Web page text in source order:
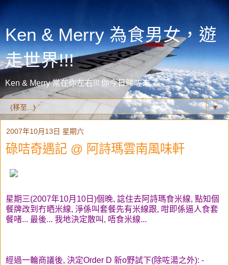
Ken & Merry 為食男女，遊
走世界!!!
Ken & Merry 常在你左右!!! 你今日睇咗未？
▼
2007年10月13日 星期六
碌咭奇遇記 @ 阿詩瑪雲南風味軒
星期三(2007年10月10日)個晚, 諗住去阿詩瑪食米線, 點知個
餐牌改到冇晒米線, 淨係叫套餐先有米線跟, 咁即係逼人食套
餐啫... 最後... 我地決定散叫, 唔食米線...
經過一輪商議後, 決定Order D 新o野試下(除咗湯之外): -